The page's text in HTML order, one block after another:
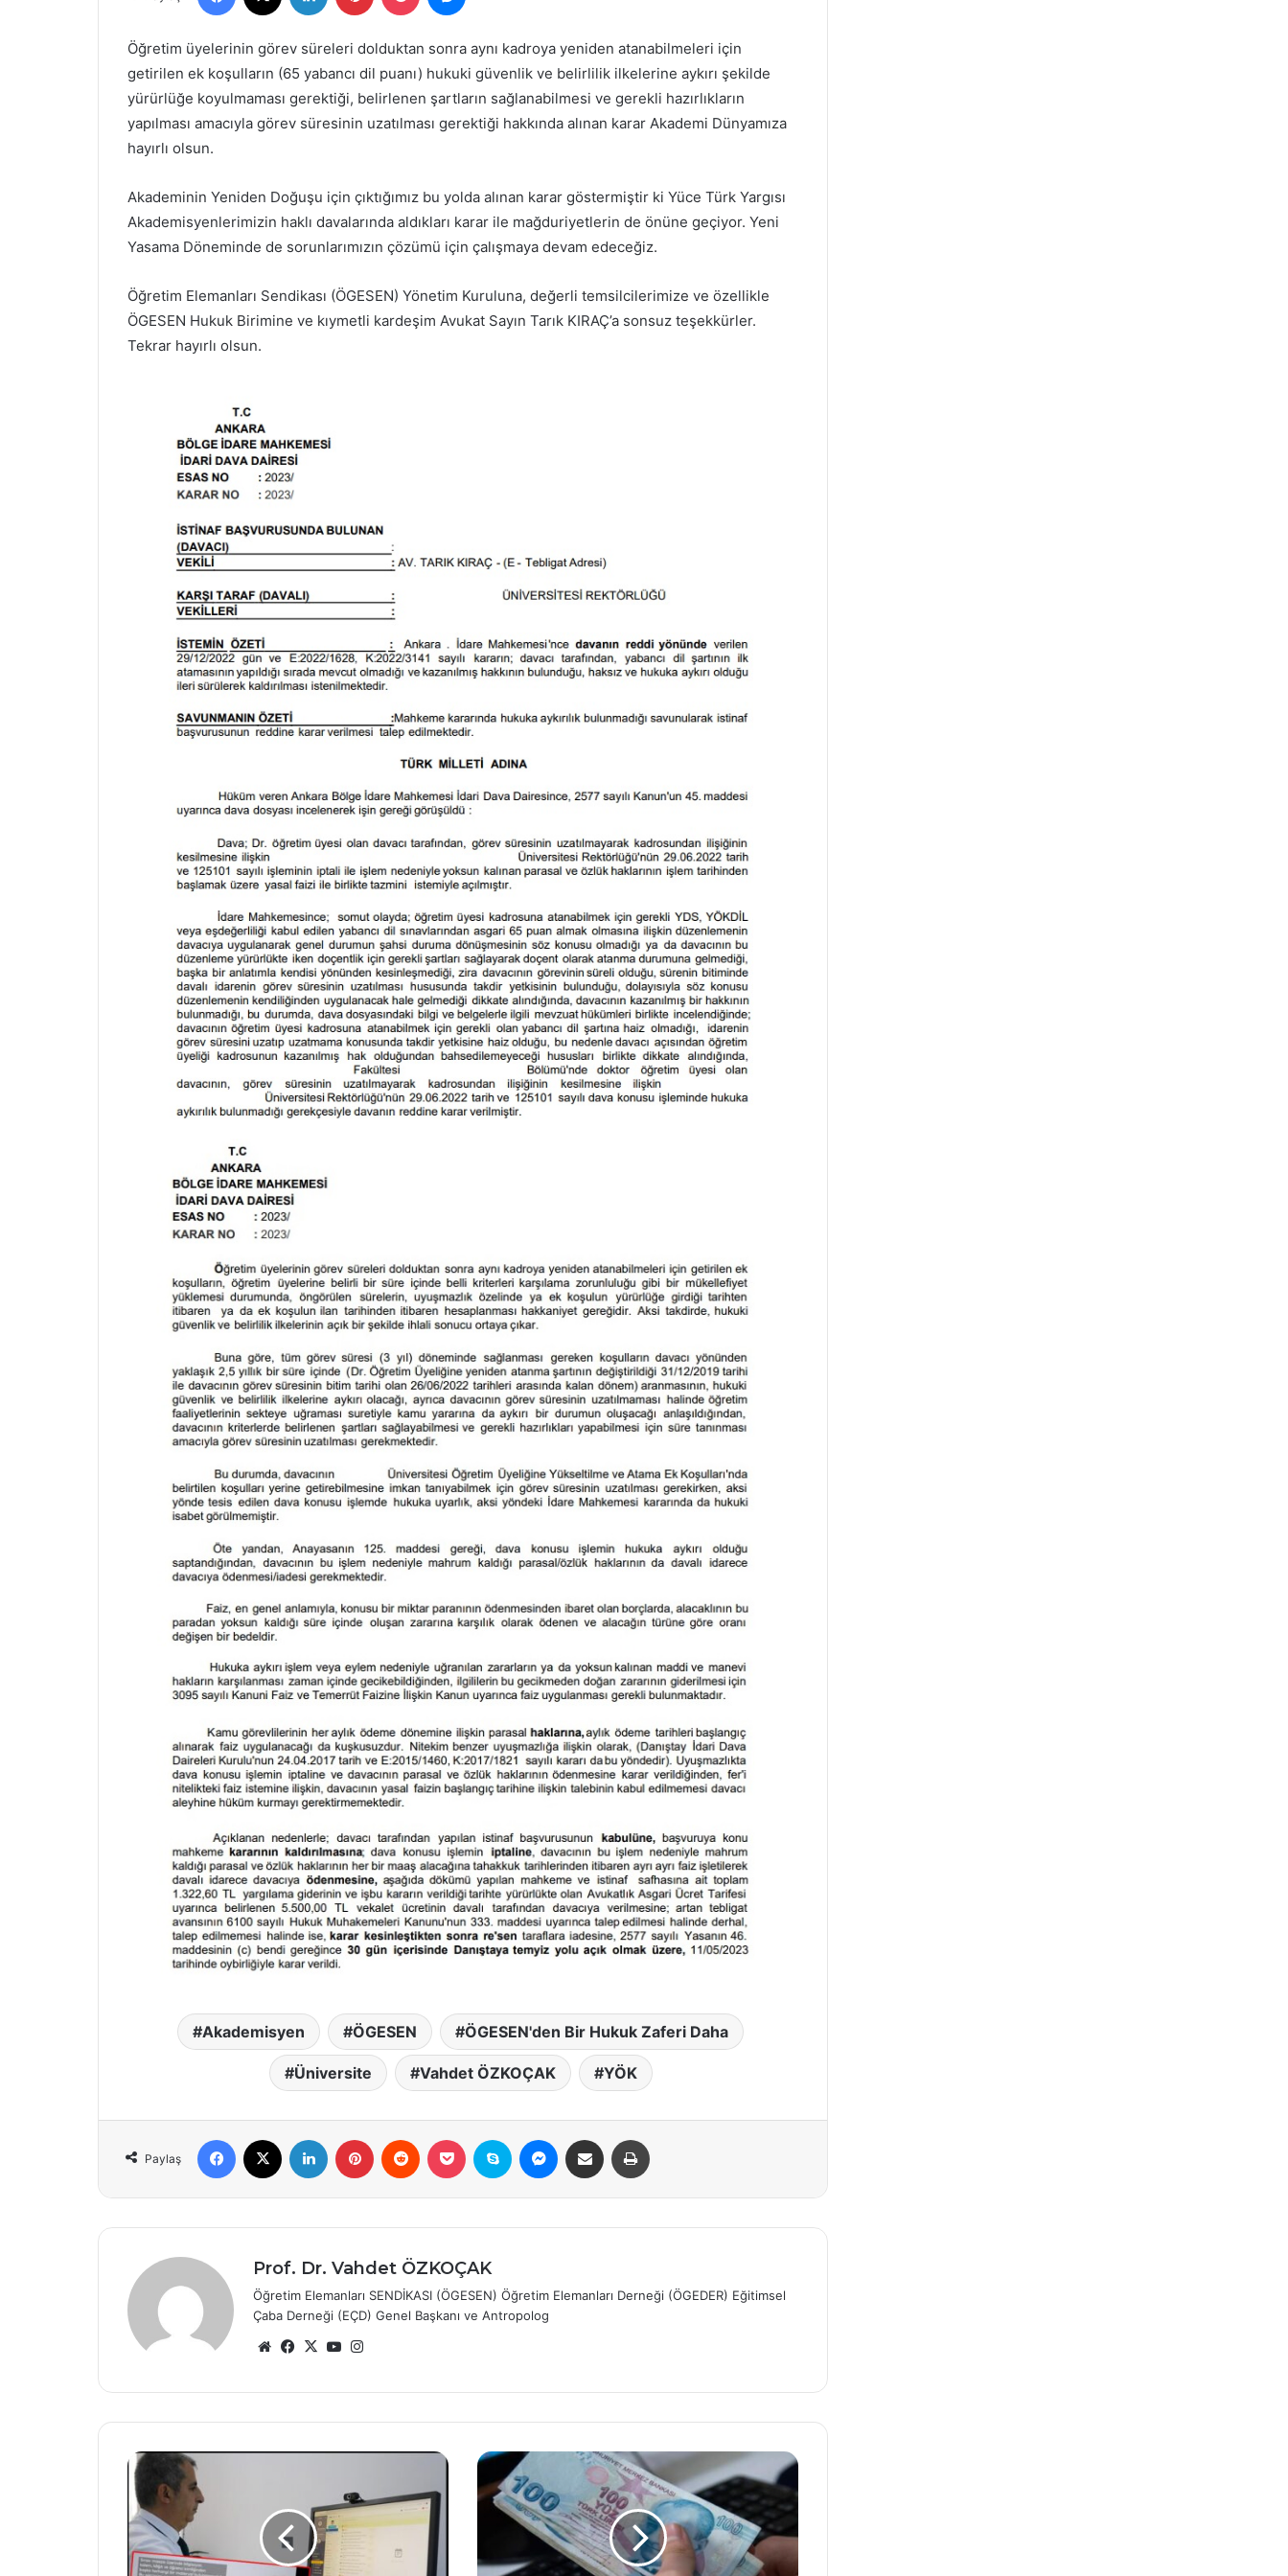
göndermek
Öğretim üyelerinin görev süreleri dolduktan sonra aynı kadroya yeniden atanabilmeleri için
getirilen ek koşulların (65 yabancı dil puanı) hukuki güvenlik ve belirlilik ilkelerine aykırı şekilde
yürürlüğe koyulmaması gerektiği, belirlenen şartların sağlanabilmesi ve gerekli hazırlıkların
yapılması amacıyla görev süresinin uzatılması gerektiği hakkında alınan karar Akademi Dünyamıza
hayırlı olsun.
Akademinin Yeniden Doğuşu için çıktığımız bu yolda alınan karar göstermiştir ki Yüce Türk Yargısı
Akademisyenlerimizin haklı davalarında aldıkları karar ile mağduriyetlerin de önüne geçiyor. Yeni
Yasama Döneminde de sorunlarımızın çözümü için çalışmaya devam edeceğiz.
Öğretim Elemanları Sendikası (ÖGESEN) Yönetim Kuruluna, değerli temsilcilerimize ve özellikle
ÖGESEN Hukuk Birimine ve kıymetli kardeşim Avukat Sayın Tarık KIRAÇ’a sonsuz teşekkürler.
Tekrar hayırlı olsun.
Akademisyen ÖGESEN ÖGESEN'den Bir Hukuk Zaferi Daha
Üniversite Vahdet ÖZKOÇAK YÖK
Paylaş
Facebook LinkedIn Pinterest Reddit Pocket Skype MessengerE-Posta ile paylaş
Prof. Dr. Vahdet ÖZKOÇAK
Öğretim Elemanları SENDİKASI (ÖGESEN) Öğretim Elemanları Derneği (ÖGEDER) Eğitimsel
Çaba Derneği (EÇD) Genel Başkanı ve Antropolog
Web Facebook
X YouTube
Doktor
adayı
öğrencinin
'IP'
hilesi
Çalışanların
ve
emeklinin
Erdoğan'da